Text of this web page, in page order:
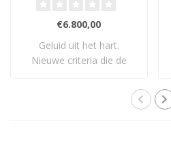
€6.800,00
Geluid uit het hart.
Nieuwe criteria die de